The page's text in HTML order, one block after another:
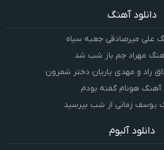
دانلود آهنگ
علی میرصادقی جعبه سیاه
مهراد جم باز شب شد
راد و مهدی یاریان دختر شمرون
آهنگ هونام گفته بودم
یوسف زمانی از شب بپرسید
دانلود آلبوم